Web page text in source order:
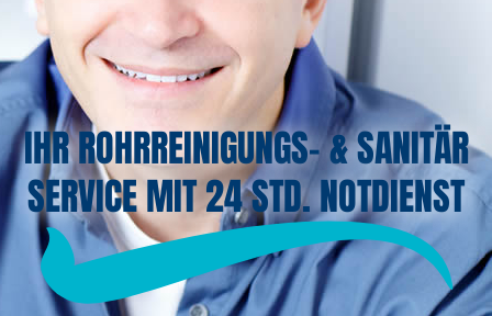
IHR ROHRREINIGUNGS- & SANITÄR
SERVICE MIT 24 STD. NOTDIENST